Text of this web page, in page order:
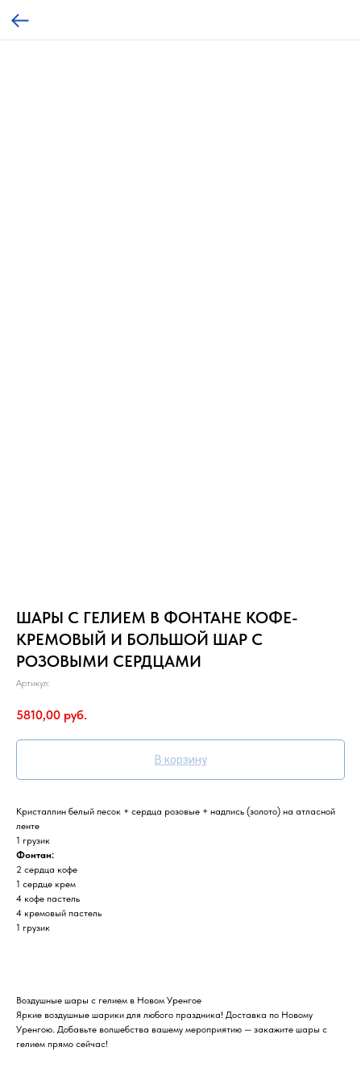
ШАРЫ С ГЕЛИЕМ В ФОНТАНЕ КОФЕ-
КРЕМОВЫЙ И БОЛЬШОЙ ШАР С
РОЗОВЫМИ СЕРДЦАМИ
Артикул:
5810,00 руб.
В корзину
Кристаллин белый песок + сердца розовые + надпись (золото) на атласной
ленте
1 грузик
Фонтан:
2 сердца кофе
1 сердце крем
4 кофе пастель
4 кремовый пастель
1 грузик
Воздушные шары с гелием в Новом Уренгое
Яркие воздушные шарики для любого праздника! Доставка по Новому
Уренгою. Добавьте волшебства вашему мероприятию — закажите шары с
гелием прямо сейчас!